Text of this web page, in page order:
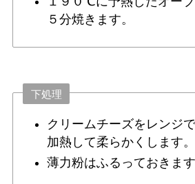
５分焼きます。
下処理
クリームチーズをレンジ
加熱して柔らかくします。
薄力粉はふるっておきます